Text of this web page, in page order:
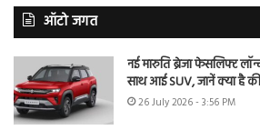
ऑटो जगत
नई मारुति ब्रेजा फेसलिफ्ट
साथ आई SUV, जानें क्या है
26 July 2026 - 3:56 PM